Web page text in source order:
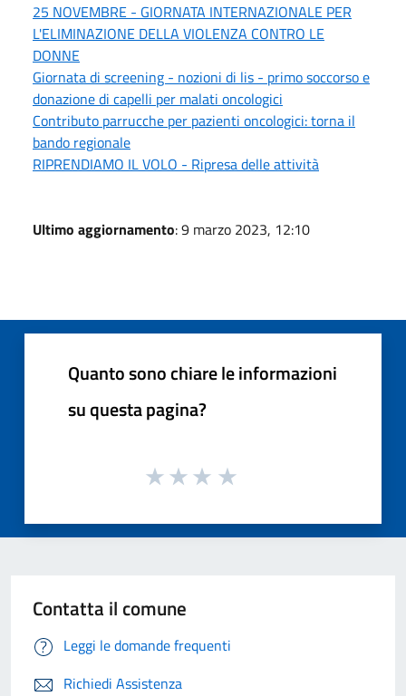
25 NOVEMBRE - GIORNATA INTERNAZIONALE PER
L'ELIMINAZIONE DELLA VIOLENZA CONTRO LE
DONNE
Giornata di screening - nozioni di lis - primo soccorso e
donazione di capelli per malati oncologici
Contributo parrucche per pazienti oncologici: torna il
bando regionale
RIPRENDIAMO IL VOLO - Ripresa delle attività
Ultimo aggiornamento: 9 marzo 2023, 12:10
Quanto sono chiare le informazioni
su questa pagina?
Contatta il comune
Leggi le domande frequenti
Richiedi Assistenza